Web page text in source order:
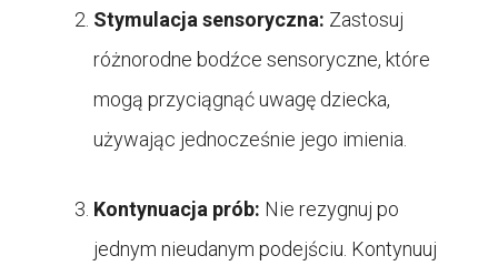
Stymulacja sensoryczna: Zastosuj
różnorodne bodźce sensoryczne, które
mogą przyciągnąć uwagę dziecka,
używając jednocześnie jego imienia.
Kontynuacja prób: Nie rezygnuj po
jednym nieudanym podejściu. Kontynuuj